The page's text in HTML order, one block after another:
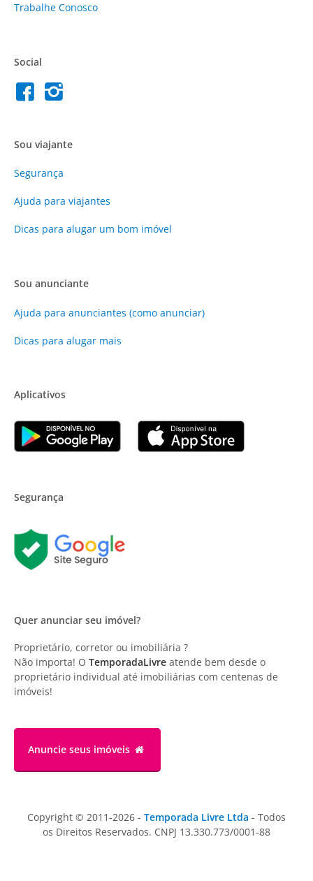
Trabalhe Conosco
Social
Sou viajante
Segurança
Ajuda para viajantes
Dicas para alugar um bom imóvel
Sou anunciante
Ajuda para anunciantes (como anunciar)
Dicas para alugar mais
Aplicativos
Segurança
Quer anunciar seu imóvel?
Proprietário, corretor ou imobiliária ?
Não importa! O TemporadaLivre atende bem desde o
proprietário individual até imobiliárias com centenas de
imóveis!
Anuncie seus imóveis
Copyright © 2011-2026 - Temporada Livre Ltda - Todos
os Direitos Reservados. CNPJ 13.330.773/0001-88